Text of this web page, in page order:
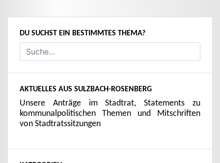
DU SUCHST EIN BESTIMMTES THEMA?
AKTUELLES AUS SULZBACH-ROSENBERG
Unsere Anträge im Stadtrat, Statements zu
kommunalpolitischen Themen und Mitschriften
von Stadtratssitzungen